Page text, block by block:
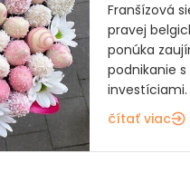
Franšízová
pravej
ponúka
podnikanie
investíciami.
čítať viac